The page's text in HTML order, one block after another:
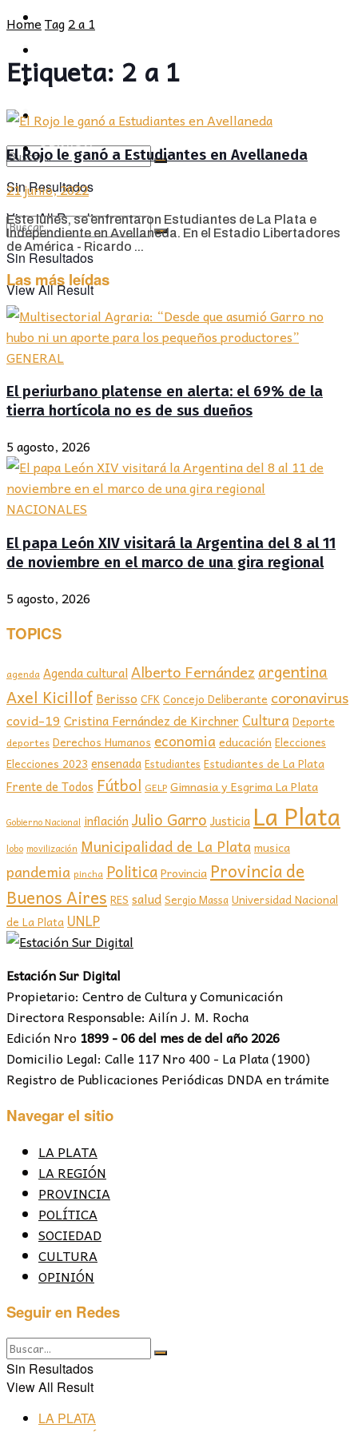
CULTURA
Sin Resultados
View All Result
PROVINCIA
SOCIEDAD
CULTURA
OPINIÓN
Sin Resultados
View All Result
HomeTag2 a 1
Etiqueta: 2 a 1
El Rojo le ganó a Estudiantes en Avellaneda
21 junio, 2022
Este lunes, se enfrentaron Estudiantes de La Plata e
Independiente en Avellaneda. En el Estadio Libertadores
de América - Ricardo ...
Las más leídas
GENERAL
El periurbano platense en alerta: el 69% de la
tierra hortícola no es de sus dueños
5 agosto, 2026
NACIONALES
El papa León XIV visitará la Argentina del 8 al 11
de noviembre en el marco de una gira regional
5 agosto, 2026
TOPICS
agenda Agenda culturalAlberto Fernández argentina
Axel Kicillof Berisso CFKConcejo Deliberante coronavirus
covid-19 Cristina Fernández de Kirchner Cultura Deporte
deportes Derechos Humanos economia educación Elecciones
Elecciones 2023 ensenada Estudiantes Estudiantes de La Plata
Frente de Todos Fútbol GELP Gimnasia y Esgrima La Plata
Gobierno Nacional inflación Julio Garro Justicia La Plata
lobo movilización Municipalidad de La Plata musica
pandemia pincha PoliticaProvincia Provincia de
Buenos Aires RES saludSergio MassaUniversidad Nacional
de La Plata UNLP
Estación Sur Digital
Propietario: Centro de Cultura y Comunicación
Directora Responsable: Ailín J. M. Rocha
Edición Nro 1899 - 06 del mes de del año 2026
Domicilio Legal: Calle 117 Nro 400 - La Plata (1900)
Registro de Publicaciones Periódicas DNDA en trámite
Navegar el sitio
LA PLATA
LA REGIÓN
PROVINCIA
POLÍTICA
SOCIEDAD
CULTURA
OPINIÓN
Seguir en Redes
Sin Resultados
View All Result
LA PLATA